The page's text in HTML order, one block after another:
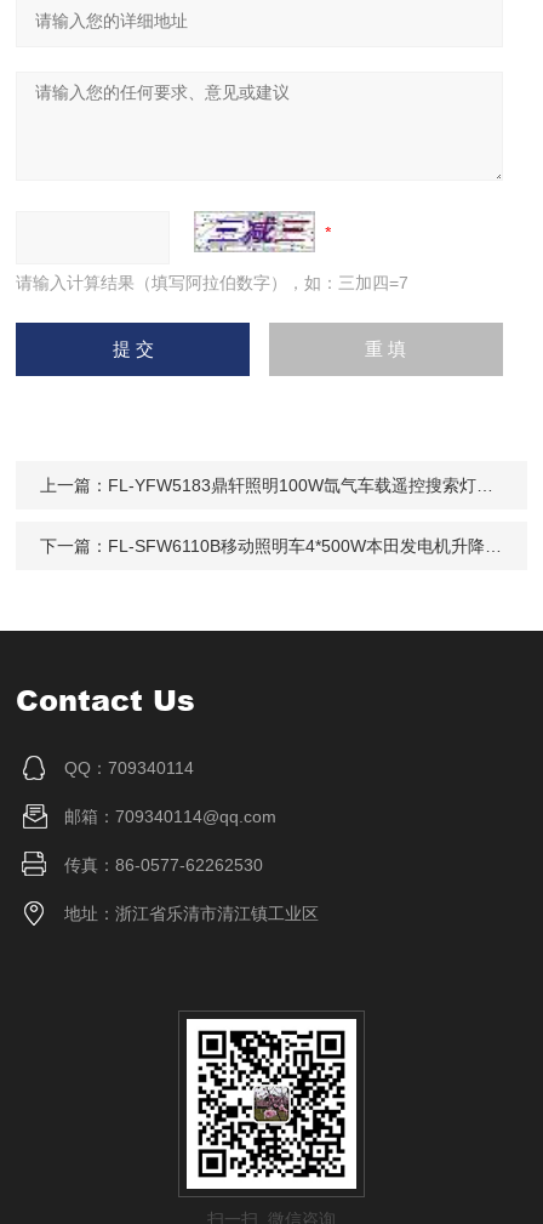
请输入计算结果（填写阿拉伯数字），如：三加四=7
上一篇： FL-YFW5183鼎轩照明100W氙气车载遥控搜索灯24V探照灯
下一篇： FL-SFW6110B移动照明车4*500W本田发电机升降式应急抢修
Contact Us
QQ：709340114
邮箱：709340114@qq.com
传真：86-0577-62262530
地址：浙江省乐清市清江镇工业区
扫一扫 微信咨询